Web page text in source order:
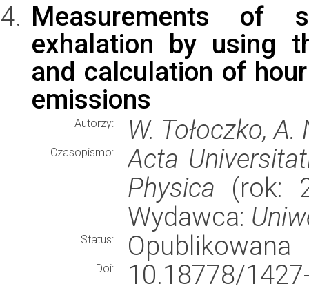
Measurements of
exhalation by using
and calculation of
emissions
Autorzy: W. Tołoczko,
Czasopismo:
Acta
Physica (rok:
Wydawca:
Status: Opublikowana
Doi:
10.18778/